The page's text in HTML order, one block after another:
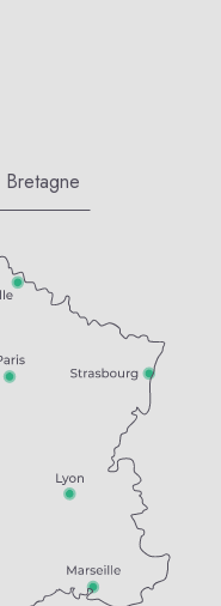
Bretagne